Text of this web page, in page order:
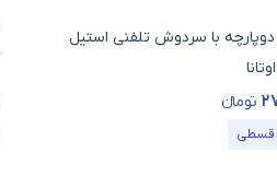
دوپارچه با سردوش تلفنی استیل
تومانء
قسطی